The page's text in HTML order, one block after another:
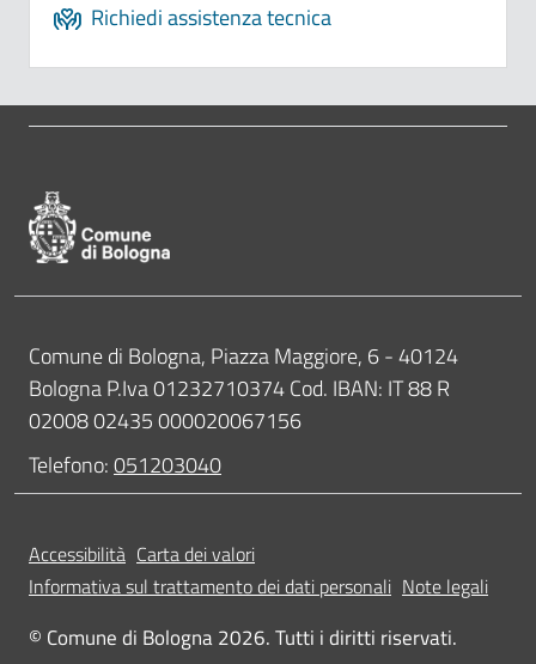
Richiedi assistenza tecnica
Contatti
Comune di Bologna, Piazza Maggiore, 6 - 40124
Bologna P.Iva 01232710374 Cod. IBAN: IT 88 R
02008 02435 000020067156
Telefono:051203040
Accessibilità Carta dei valori
Informativa sul trattamento dei dati personali Note legali
© Comune di Bologna 2026. Tutti i diritti riservati.